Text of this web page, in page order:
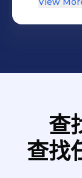
查
查找